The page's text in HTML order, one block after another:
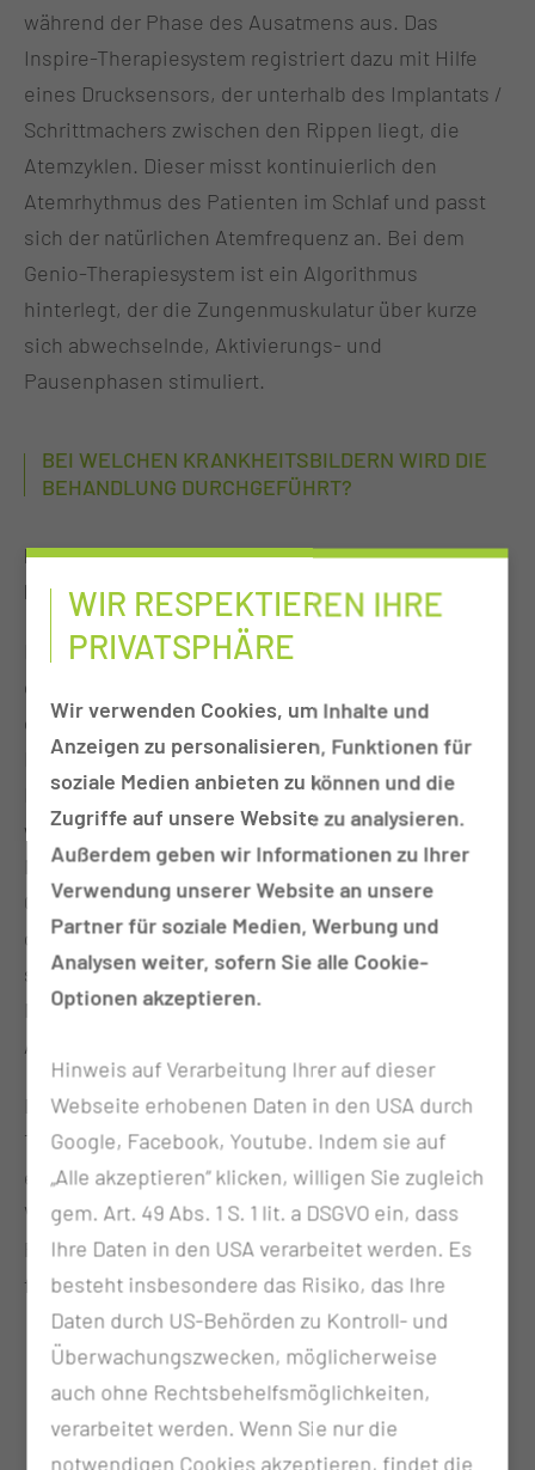
während der Phase des Ausatmens aus. Das
Inspire-Therapiesystem registriert dazu mit Hilfe
eines Drucksensors, der unterhalb des Implantats /
Schrittmachers zwischen den Rippen liegt, die
Atemzyklen. Dieser misst kontinuierlich den
Atemrhythmus des Patienten im Schlaf und passt
sich der natürlichen Atemfrequenz an. Bei dem
Genio-Therapiesystem ist ein Algorithmus
hinterlegt, der die Zungenmuskulatur über kurze
sich abwechselnde, Aktivierungs- und
Pausenphasen stimuliert.
BEI WELCHEN KRANKHEITSBILDERN WIRD DIE
BEHANDLUNG DURCHGEFÜHRT?
Ist der Zungenschrittmacher eine Alternative zur
Maske?
Manche Patientinnen und Patienten, die auf Grund
des Ausmaßes der obstruktiven Schlafapnoe und
eventueller Grunderkrankungen eigentlich eine
Maskentherapie bräuchten, haben Probleme, die
Maske und den Überdruck zu tolerieren. Natürlich
wird zuerst versucht durch unterschiedliche
Masken, Druckveränderungen oder auch
Operationen die Maskentoleranz zu erhöhen. Leider
gelingt dies nicht immer in vollem Umfang. Bei
solchen Patientinnen und Patienten stellt die
Neurostimulation des Zungennervs eine gute
Alternative dar.
Die Neurostimulation des Zungennervs ist keine
Therapieform der ersten Wahl. Sie kommt nur bei
einer Maskenintoleranz, die trotz mehrfacher
Versuche nicht behoben werden kann, in Frage. Die
Patientinnen und Patienten müssen weiterhin
folgende Kriterien erfüllen:
Apnoe-Hypopnoe-Index 15-65/h
Body-Mass-Index
35kg/m2
Anteil Zentraler Apnoen am Gesamt AHI < 25%
WIR RESPEKTIEREN IHRE
PRIVATSPHÄRE
Wir verwenden Cookies, um Inhalte und
Anzeigen zu personalisieren, Funktionen für
soziale Medien anbieten zu können und die
Zugriffe auf unsere Website zu analysieren.
Außerdem geben wir Informationen zu Ihrer
Verwendung unserer Website an unsere
Partner für soziale Medien, Werbung und
Analysen weiter, sofern Sie alle Cookie-
Optionen akzeptieren.
Hinweis auf Verarbeitung Ihrer auf dieser
Webseite erhobenen Daten in den USA durch
Google, Facebook, Youtube. Indem sie auf
„Alle akzeptieren“ klicken, willigen Sie zugleich
gem. Art. 49 Abs. 1 S. 1 lit. a DSGVO ein, dass
Ihre Daten in den USA verarbeitet werden. Es
besteht insbesondere das Risiko, das Ihre
Daten durch US-Behörden zu Kontroll- und
Überwachungszwecken, möglicherweise
auch ohne Rechtsbehelfsmöglichkeiten,
verarbeitet werden. Wenn Sie nur die
notwendigen Cookies akzeptieren, findet die